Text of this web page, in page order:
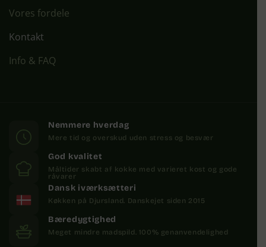
Vores fordele
Kontakt
Info & FAQ
Nemmere hverdag
Mere tid og overskud uden stress og besvær
God kvalitet
Måltider skabt af kokke med varieret kost og gode
råvarer
Dansk iværksætteri
Køkken på Djursland. Danskejet siden 2015
Bæredygtighed
Meget mindre madspild. 100% genanvendelighed